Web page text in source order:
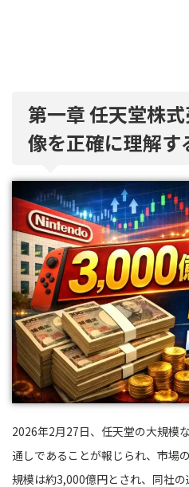
第一章 任天堂株
像を正確に理解す
2026年2月27日、任天堂の大規模
通しであることが報じられ、市場
規模は約3,000億円とされ、同社